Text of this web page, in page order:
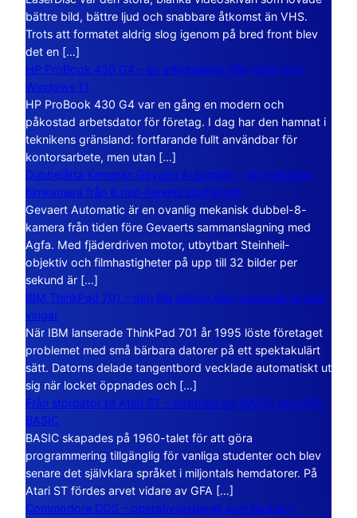
bättre bild, bättre ljud och snabbare åtkomst än VHS.
Trots att formatet aldrig slog igenom på bred front blev
det en […]
HP ProBook 430 G4 – en arbetsdator från tiden före
Windows 11
HP ProBook 430 G4 var en gång en modern och
påkostad arbetsdator för företag. I dag har den hamnat i
teknikens gränsland: fortfarande fullt användbar för
kontorsarbete, men utan […]
Dubbelåtta Kameran Gevaert Automatic – en mekanisk
filmkamera från 8 mm-filmens storhetstid
Gevaert Automatic är en ovanlig mekanisk dubbel-8-
kamera från tiden före Gevaerts sammanslagning med
Agfa. Med fjäderdriven motor, utbytbart Steinheil-
objektiv och filmhastigheter på upp till 32 bilder per
sekund är […]
IBM ThinkPad 701 – den lilla datorn som vecklade ut sina
vingar
När IBM lanserade ThinkPad 701 år 1995 löste företaget
problemet med små bärbara datorer på ett spektakulärt
sätt. Datorns delade tangentbord vecklade automatiskt ut
sig när locket öppnades och […]
Från stordator till Atari ST – historien om BASIC och GFA
BASIC
BASIC skapades på 1960-talet för att göra
programmering tillgänglig för vanliga studenter och blev
senare det självklara språket i miljontals hemdatorer. På
Atari ST fördes arvet vidare av GFA […]
Commodore DOS – operativsystemet som bodde i